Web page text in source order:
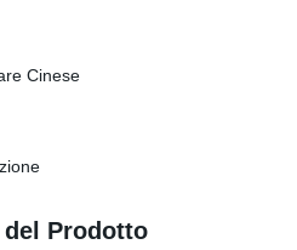
Cinese
Prodotto